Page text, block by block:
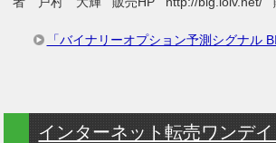
「バイナリーオプション予測シグナル
インターネット転売ワンデ